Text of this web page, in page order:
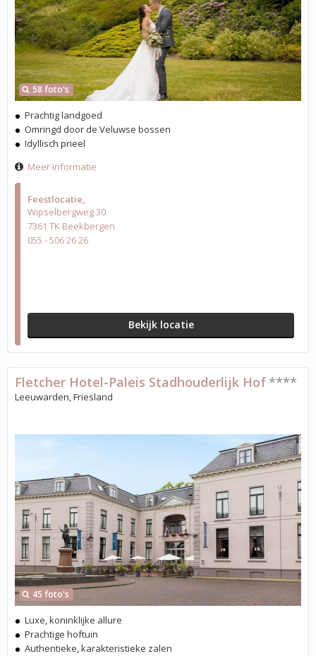
Feestlocatie
Wipselbergweg 30
7361 TK Beekbergen
055 - 506 26 26
Bekijk locatie
58 foto's
Prachtig landgoed
Omringd door de Veluwse bossen
Idyllisch prieel
Meer informatie
45 foto's
Fletcher Hotel-Paleis Stadhouderlijk Hof ****
Leeuwarden, Friesland
Luxe, koninklijke allure
Prachtige hoftuin
Authentieke, karakteristieke zalen